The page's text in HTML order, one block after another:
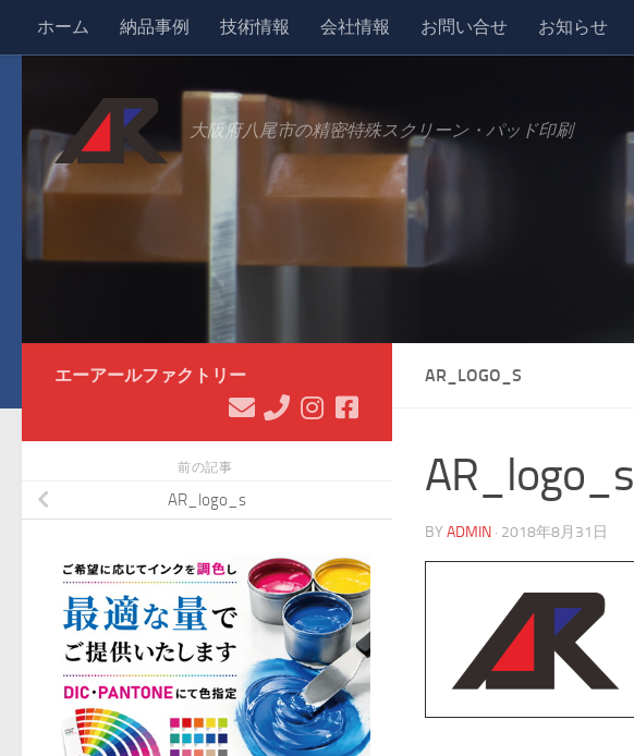
コンテンツへスキップ
ホーム 納品事例 技術情報 会社情報 お問い合せ お知らせ
大阪府八尾市の精密特殊スクリーン・パッド印刷
AR_LOGO_S
AR_logo_s
BY ADMIN · 2018年8月31日
エーアールファクトリー
前の記事
AR_logo_s